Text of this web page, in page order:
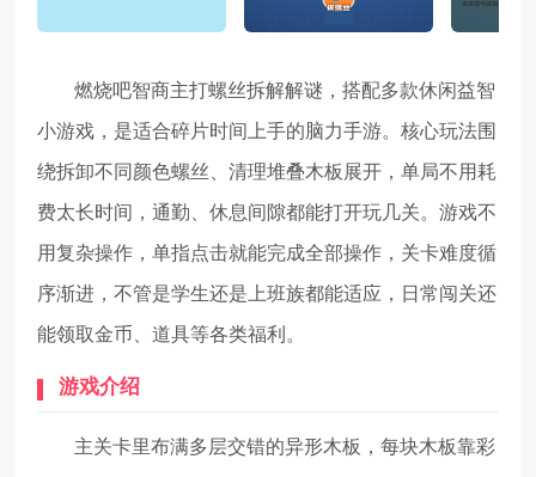
燃烧吧智商主打螺丝拆解解谜，搭配多款休闲益智
小游戏，是适合碎片时间上手的脑力手游。核心玩法围
绕拆卸不同颜色螺丝、清理堆叠木板展开，单局不用耗
费太长时间，通勤、休息间隙都能打开玩几关。游戏不
用复杂操作，单指点击就能完成全部操作，关卡难度循
序渐进，不管是学生还是上班族都能适应，日常闯关还
能领取金币、道具等各类福利。
游戏介绍
主关卡里布满多层交错的异形木板，每块木板靠彩